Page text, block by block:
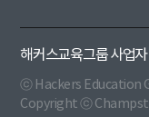
해커스교육그룹 사업
ⓒ Hackers Education
Copyright ⓒ